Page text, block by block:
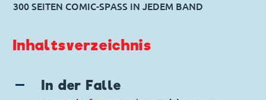
300 SEITEN COMIC-SPASS IN JEDEM BAND
Inhaltsverzeichnis
In der Falle